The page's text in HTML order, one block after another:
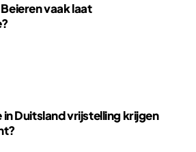
vaak laat
in Duitsland vrijstelling krijgen